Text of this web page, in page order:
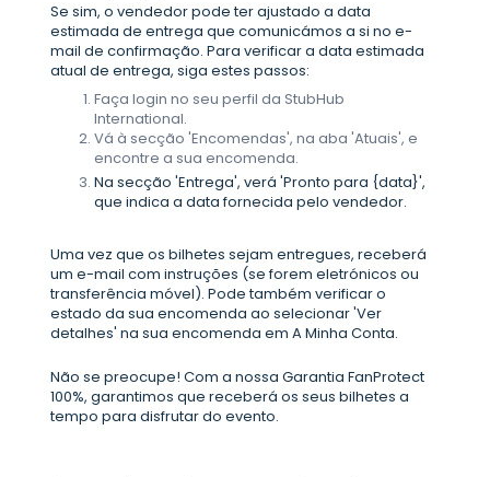
Se sim, o vendedor pode ter ajustado a data
estimada de entrega que comunicámos a si no e-
mail de confirmação. Para verificar a data estimada
atual de entrega, siga estes passos:
Faça login no seu perfil da StubHub
International.
Vá à secção 'Encomendas', na aba 'Atuais', e
encontre a sua encomenda.
Na secção 'Entrega', verá 'Pronto para {data}',
que indica a data fornecida pelo vendedor.
Uma vez que os bilhetes sejam entregues, receberá
um e-mail com instruções (se forem eletrónicos ou
transferência móvel). Pode também verificar o
estado da sua encomenda ao selecionar 'Ver
detalhes' na sua encomenda em A Minha Conta.
Não se preocupe! Com a nossa Garantia FanProtect
100%, garantimos que receberá os seus bilhetes a
tempo para disfrutar do evento.